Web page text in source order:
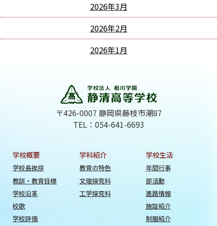
2026年3月
2026年2月
2026年1月
〒426-0007 静岡県藤枝市潮87
TEL：054-641-6693
学校概要
学校長挨拶
教訓・教育目標
学校沿革
校歌
学校評価
学科紹介
教育の特色
文理探究科
工学探究科
学校生活
年間行事
部活動
進路情報
施設紹介
制服紹介